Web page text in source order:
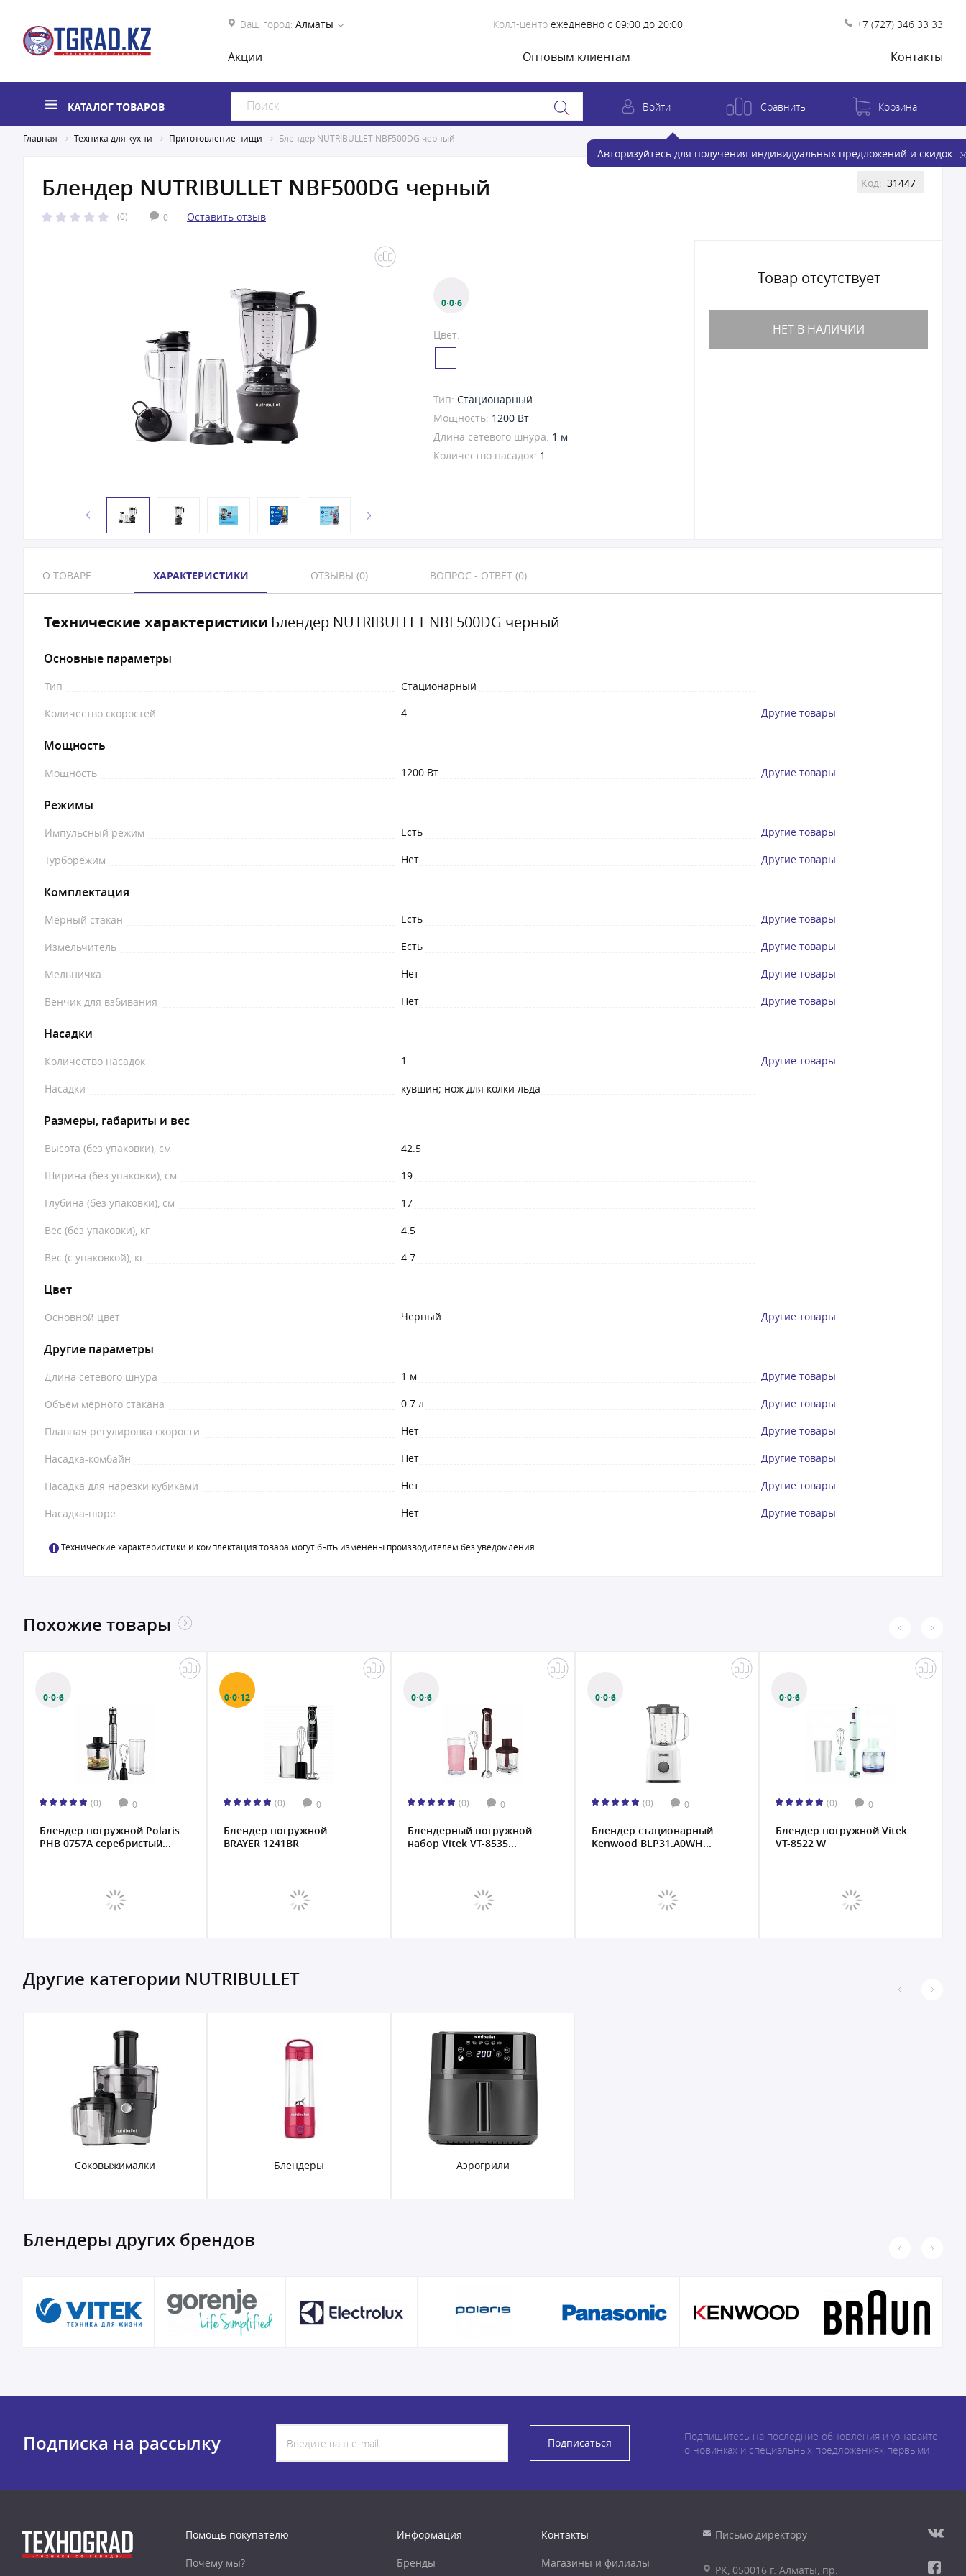
Ваш город: Алматы Колл-центр ежедневно с 09:00 до 20:00 +7 (727) 346 33 33
Акции Оптовым клиентам Контакты
КАТАЛОГ ТОВАРОВ Войти
Авторизуйтесь для получения индивидуальных предложений и скидок
Сравнить Корзина
Главная Техника для кухни Приготовление пищи Блендер NUTRIBULLET NBF500DG черный
Блендер NUTRIBULLET NBF500DG черный
(0) 0 Оставить отзыв
Код: 31447
0·0·6
Цвет:
Тип: Стационарный
Мощность: 1200 Вт
Длина сетевого шнура: 1 м
Количество насадок: 1
Товар отсутствует
НЕТ В НАЛИЧИИ
О ТОВАРЕ ХАРАКТЕРИСТИКИ ОТЗЫВЫ (0) ВОПРОС - ОТВЕТ (0)
Технические характеристики Блендер NUTRIBULLET NBF500DG черный
Основные параметры
Тип
Стационарный
Количество скоростей
4 Другие товары
Мощность
Мощность 1200 Вт Другие товары
Режимы
Импульсный режим Есть Другие товары
Турборежим Нет Другие товары
Комплектация
Мерный стакан Есть Другие товары
Измельчитель Есть Другие товары
Мельничка Нет Другие товары
Венчик для взбивания Нет Другие товары
Насадки
Количество насадок 1 Другие товары
Насадки кувшин; нож для колки льда
Размеры, габариты и вес
Высота (без упаковки), см
42.5
Ширина (без упаковки), см
19
Глубина (без упаковки), см
17
Вес (без упаковки), кг
4.5
Вес (с упаковкой), кг
4.7
Цвет
Основной цвет Черный Другие товары
Другие параметры
Длина сетевого шнура 1 м Другие товары
Объем мерного стакана 0.7 л Другие товары
Плавная регулировка скорости Нет Другие товары
Насадка-комбайн Нет Другие товары
Насадка для нарезки кубиками Нет Другие товары
Насадка-пюре Нет Другие товары
Технические характеристики и комплектация товара могут быть изменены производителем без уведомления.
Похожие товары
0·0·6
(0) 0
Блендер погружной Polaris
PHB 0757A серебристый...
0·0·12
(0) 0
Блендер погружной
BRAYER 1241BR
0·0·6
(0) 0
Блендерный погружной
набор Vitek VT-8535...
0·0·6
(0) 0
Блендер стационарный
Kenwood BLP31.A0WH...
0·0·6
(0) 0
Блендер погружной Vitek
VT-8522 W
Другие категории NUTRIBULLET
Соковыжималки Блендеры Аэрогрили
Блендеры других брендов
Подписка на рассылку Подписаться
Подпишитесь на последние обновления и узнавайте
о новинках и специальных предложениях первыми
Помощь покупателю
Почему мы?
Информация
Бренды
Контакты
Магазины и филиалы
Письмо директору
РК, 050016 г. Алматы, пр.